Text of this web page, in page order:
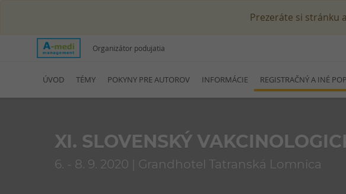
Prezeráte si stránku
Organizátor podujatia
ÚVOD TÉMY POKYNY PRE AUTOROV INFORMÁCIE REGISTRAČNÝ A INÉ
XI. SLOVENSKÝ
6. - 8. 9. 2020 | Grandhotel Tatranská Lomnica